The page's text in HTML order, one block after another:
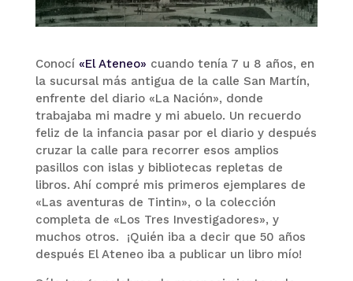
Conocí «El Ateneo» cuando tenía 7 u 8 años, en
la sucursal más antigua de la calle San Martín,
enfrente del diario «La Nación», donde
trabajaba mi madre y mi abuelo. Un recuerdo
feliz de la infancia pasar por el diario y después
cruzar la calle para recorrer esos amplios
pasillos con islas y bibliotecas repletas de
libros. Ahí compré mis primeros ejemplares de
«Las aventuras de Tintin», o la colección
completa de «Los Tres Investigadores», y
muchos otros. ¡Quién iba a decir que 50 años
después El Ateneo iba a publicar un libro mío!